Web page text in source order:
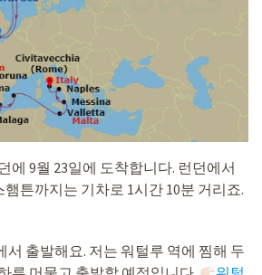
에 9월 23일에 도착합니다. 런던에서
튼까지는 기차로 1시간 10분 거리죠.
서 출발해요. 저는 워털루 역에 찜해 두